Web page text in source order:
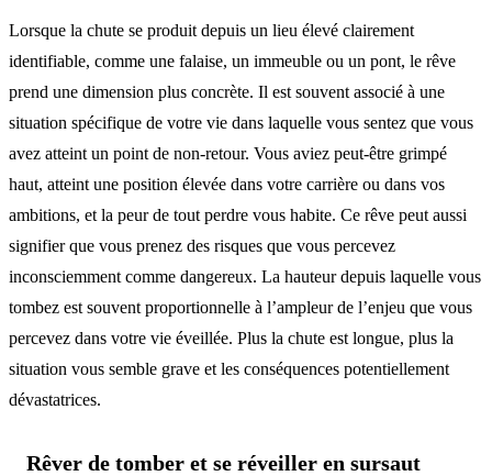
Lorsque la chute se produit depuis un lieu élevé clairement
identifiable, comme une falaise, un immeuble ou un pont, le rêve
prend une dimension plus concrète. Il est souvent associé à une
situation spécifique de votre vie dans laquelle vous sentez que vous
avez atteint un point de non-retour. Vous aviez peut-être grimpé
haut, atteint une position élevée dans votre carrière ou dans vos
ambitions, et la peur de tout perdre vous habite. Ce rêve peut aussi
signifier que vous prenez des risques que vous percevez
inconsciemment comme dangereux. La hauteur depuis laquelle vous
tombez est souvent proportionnelle à l’ampleur de l’enjeu que vous
percevez dans votre vie éveillée. Plus la chute est longue, plus la
situation vous semble grave et les conséquences potentiellement
dévastatrices.
Rêver de tomber et se réveiller en sursaut